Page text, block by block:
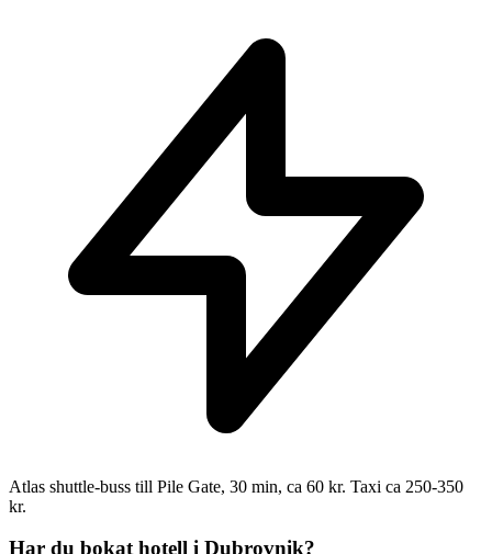
Atlas shuttle-buss till Pile Gate, 30 min, ca 60 kr. Taxi ca 250-350
kr.
Har du bokat hotell i Dubrovnik?